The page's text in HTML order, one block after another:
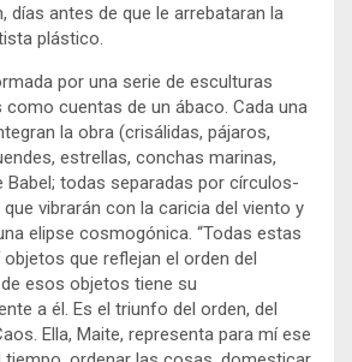
días antes de que le arrebataran la
plástico.
por una serie de esculturas
cuentas de un ábaco. Cada una
la obra (crisálidas, pájaros,
estrellas, conchas marinas,
Babel; todas separadas por círculos-
vibrarán con la caricia del viento y
elipse cosmogónica. “Todas estas
que reflejan el orden del
esos objetos tiene su
a él. Es el triunfo del orden, del
Ella, Maite, representa para mí ese